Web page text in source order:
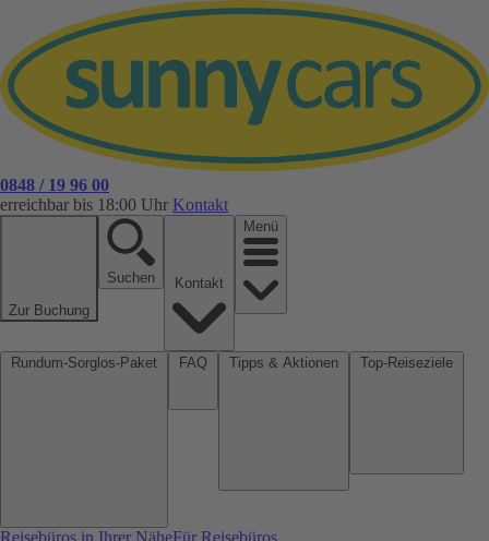
0848 / 19 96 00
erreichbar bis 18:00 Uhr Kontakt
Zur Buchung
Suchen
Menü
Reisebüros in Ihrer NäheFür Reisebüros